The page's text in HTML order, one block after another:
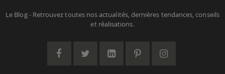
Le Blog - Retrouvez toutes nos actualités, dernières tendances, conseils
et réalisations.